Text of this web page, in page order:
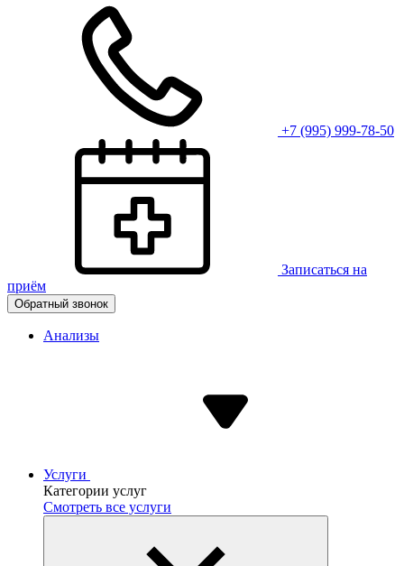
+7 (995) 999-78-50
Записаться на
приём
Обратный звонок
Анализы
Услуги
Категории услуг
Смотреть все услуги